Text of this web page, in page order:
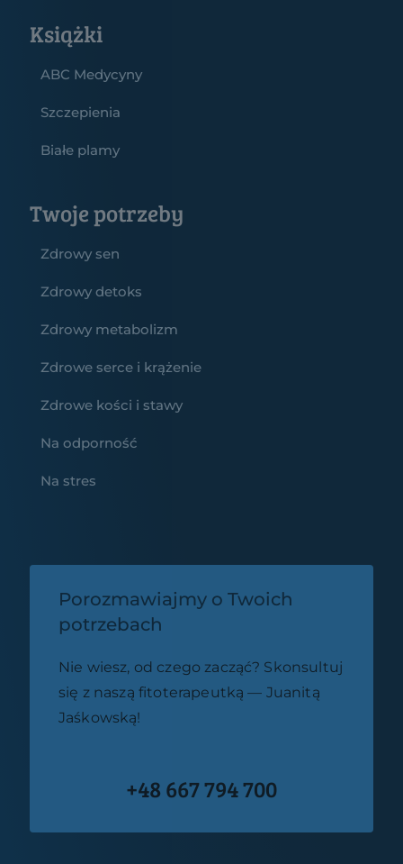
Książki
ABC Medycyny
Szczepienia
Białe plamy
Twoje potrzeby
Zdrowy sen
Zdrowy detoks
Zdrowy metabolizm
Zdrowe serce i krążenie
Zdrowe kości i stawy
Na odporność
Na stres
Porozmawiajmy o Twoich
potrzebach
Nie wiesz, od czego zacząć? Skonsultuj
się z naszą fitoterapeutką — Juanitą
Jaśkowską!
+48 667 794 700